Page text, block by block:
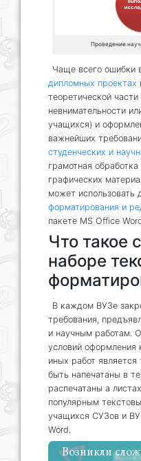
Проведение
Чаще всего ошибки
дипломных проектах
теоретической части
невнимательности
учащихся) и
важнейших
студенческих и
грамотная
графических
может использовать
форматирования и
пакете MS Office
Что такое
наборе
В каждом ВУЗе
требования,
и научным работам.
условий оформления
иных работ
быть напечатаны в
распечатаны а
популярным
учащихся СУЗов и
Word.
Возникли